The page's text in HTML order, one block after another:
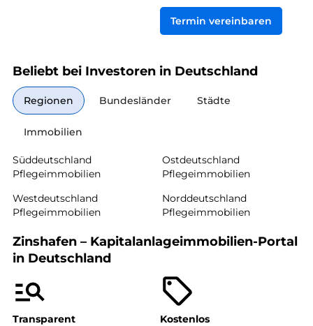
Termin vereinbaren
Beliebt bei Investoren in Deutschland
Regionen Bundesländer Städte
Immobilien
Süddeutschland
Pflegeimmobilien
Ostdeutschland
Pflegeimmobilien
Westdeutschland
Pflegeimmobilien
Norddeutschland
Pflegeimmobilien
Zinshafen – Kapitalanlageimmobilien-Portal
in Deutschland
Transparent
Kostenlos